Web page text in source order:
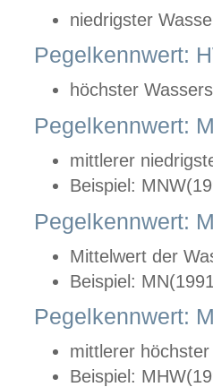
niedrigster
Pegelkennwert:
höchster
Pegelkennwert:
mittlerer
Beispiel:
Pegelkennwert:
Mittelwert der
Beispiel:
Pegelkennwert:
mittlerer
Beispiel: